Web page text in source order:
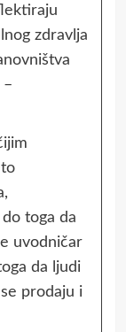
zdravlja
–
toga da
uvodničar
da ljudi
prodaju i